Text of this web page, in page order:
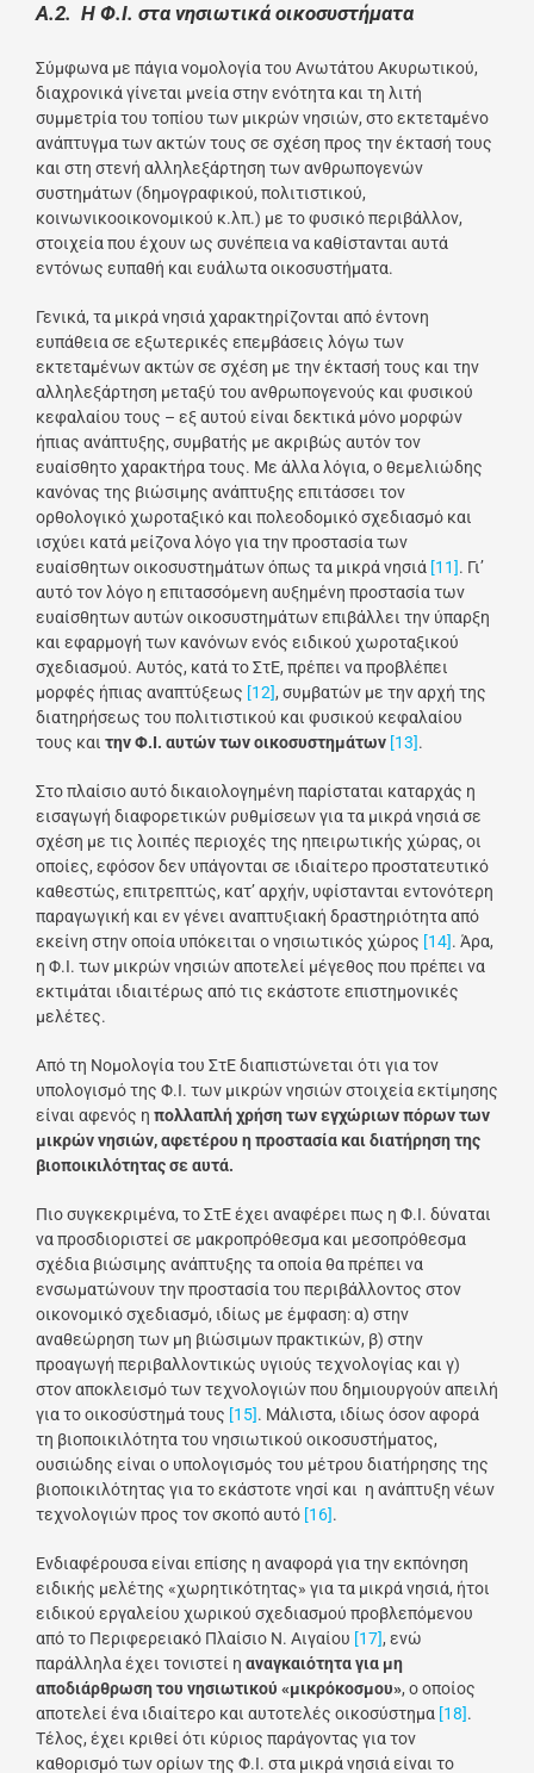
Α.2. Η Φ.Ι. στα νησιωτικά οικοσυστήματα
Σύμφωνα με πάγια νομολογία του Ανωτάτου Ακυρωτικού,
διαχρονικά γίνεται μνεία στην ενότητα και τη λιτή
συμμετρία του τοπίου των μικρών νησιών, στο εκτεταμένο
ανάπτυγμα των ακτών τους σε σχέση προς την έκτασή τους
και στη στενή αλληλεξάρτηση των ανθρωπογενών
συστημάτων (δημογραφικού, πολιτιστικού,
κοινωνικοοικονομικού κ.λπ.) με το φυσικό περιβάλλον,
στοιχεία που έχουν ως συνέπεια να καθίστανται αυτά
εντόνως ευπαθή και ευάλωτα οικοσυστήματα.
Γενικά, τα μικρά νησιά χαρακτηρίζονται από έντονη
ευπάθεια σε εξωτερικές επεμβάσεις λόγω των
εκτεταμένων ακτών σε σχέση με την έκτασή τους και την
αλληλεξάρτηση μεταξύ του ανθρωπογενούς και φυσικού
κεφαλαίου τους – εξ αυτού είναι δεκτικά μόνο μορφών
ήπιας ανάπτυξης, συμβατής με ακριβώς αυτόν τον
ευαίσθητο χαρακτήρα τους. Με άλλα λόγια, ο θεμελιώδης
κανόνας της βιώσιμης ανάπτυξης επιτάσσει τον
ορθολογικό χωροταξικό και πολεοδομικό σχεδιασμό και
ισχύει κατά μείζονα λόγο για την προστασία των
ευαίσθητων οικοσυστημάτων όπως τα μικρά νησιά [11]. Γι’
αυτό τον λόγο η επιτασσόμενη αυξημένη προστασία των
ευαίσθητων αυτών οικοσυστημάτων επιβάλλει την ύπαρξη
και εφαρμογή των κανόνων ενός ειδικού χωροταξικού
σχεδιασμού. Αυτός, κατά το ΣτΕ, πρέπει να προβλέπει
μορφές ήπιας αναπτύξεως [12], συμβατών με την αρχή της
διατηρήσεως του πολιτιστικού και φυσικού κεφαλαίου
τους και την Φ.Ι. αυτών των οικοσυστημάτων [13].
Στο πλαίσιο αυτό δικαιολογημένη παρίσταται καταρχάς η
εισαγωγή διαφορετικών ρυθμίσεων για τα μικρά νησιά σε
σχέση με τις λοιπές περιοχές της ηπειρωτικής χώρας, οι
οποίες, εφόσον δεν υπάγονται σε ιδιαίτερο προστατευτικό
καθεστώς, επιτρεπτώς, κατ’ αρχήν, υφίστανται εντονότερη
παραγωγική και εν γένει αναπτυξιακή δραστηριότητα από
εκείνη στην οποία υπόκειται ο νησιωτικός χώρος [14]. Άρα,
η Φ.Ι. των μικρών νησιών αποτελεί μέγεθος που πρέπει να
εκτιμάται ιδιαιτέρως από τις εκάστοτε επιστημονικές
μελέτες.
Από τη Νομολογία του ΣτΕ διαπιστώνεται ότι για τον
υπολογισμό της Φ.Ι. των μικρών νησιών στοιχεία εκτίμησης
είναι αφενός η πολλαπλή χρήση των εγχώριων πόρων των
μικρών νησιών, αφετέρου η προστασία και διατήρηση της
βιοποικιλότητας σε αυτά.
Πιο συγκεκριμένα, το ΣτΕ έχει αναφέρει πως η Φ.Ι. δύναται
να προσδιοριστεί σε μακροπρόθεσμα και μεσοπρόθεσμα
σχέδια βιώσιμης ανάπτυξης τα οποία θα πρέπει να
ενσωματώνουν την προστασία του περιβάλλοντος στον
οικονομικό σχεδιασμό, ιδίως με έμφαση: α) στην
αναθεώρηση των μη βιώσιμων πρακτικών, β) στην
προαγωγή περιβαλλοντικώς υγιούς τεχνολογίας και γ)
στον αποκλεισμό των τεχνολογιών που δημιουργούν απειλή
για το οικοσύστημά τους [15]. Μάλιστα, ιδίως όσον αφορά
τη βιοποικιλότητα του νησιωτικού οικοσυστήματος,
ουσιώδης είναι ο υπολογισμός του μέτρου διατήρησης της
βιοποικιλότητας για το εκάστοτε νησί και η ανάπτυξη νέων
τεχνολογιών προς τον σκοπό αυτό [16].
Ενδιαφέρουσα είναι επίσης η αναφορά για την εκπόνηση
ειδικής μελέτης «χωρητικότητας» για τα μικρά νησιά, ήτοι
ειδικού εργαλείου χωρικού σχεδιασμού προβλεπόμενου
από το Περιφερειακό Πλαίσιο Ν. Αιγαίου [17], ενώ
παράλληλα έχει τονιστεί η αναγκαιότητα για μη
αποδιάρθρωση του νησιωτικού «μικρόκοσμου», ο οποίος
αποτελεί ένα ιδιαίτερο και αυτοτελές οικοσύστημα [18].
Τέλος, έχει κριθεί ότι κύριος παράγοντας για τον
καθορισμό των ορίων της Φ.Ι. στα μικρά νησιά είναι το